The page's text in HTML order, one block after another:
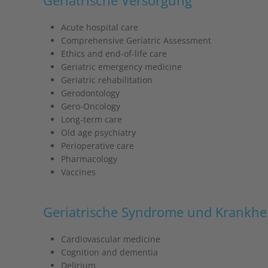
Acute hospital care
Comprehensive Geriatric Assessment
Ethics and end-of-life care
Geriatric emergency medicine
Geriatric rehabilitation
Gerodontology
Gero-Oncology
Long-term care
Old age psychiatry
Perioperative care
Pharmacology
Vaccines
Geriatrische Syndrome und
Cardiovascular medicine
Cognition and dementia
Delirium